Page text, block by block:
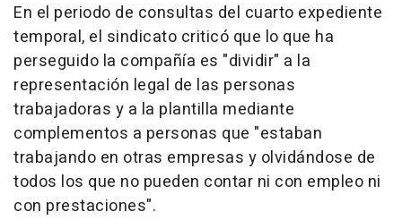
En el periodo de consultas del cuarto expediente
temporal, el sindicato criticó que lo que ha
perseguido la compañía es "dividir" a la
representación legal de las personas
trabajadoras y a la plantilla mediante
complementos a personas que "estaban
trabajando en otras empresas y olvidándose de
todos los que no pueden contar ni con empleo ni
con prestaciones".